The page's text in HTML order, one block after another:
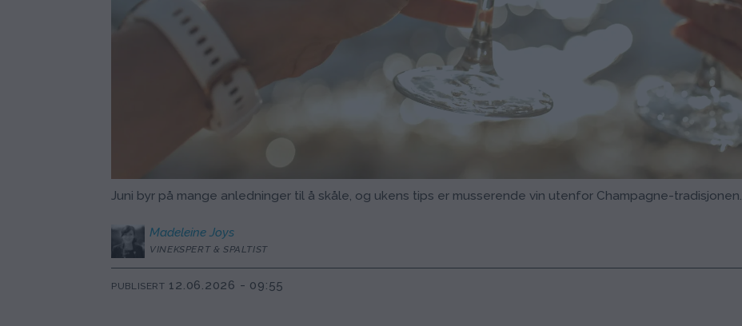
Juni byr på mange anledninger til å skåle, og ukens tips er musserende vin utenfor Champagne-tradisjonen.
Madeleine Joys
VINEKSPERT & SPALTIST
PUBLISERT 12.06.2026 - 09:55